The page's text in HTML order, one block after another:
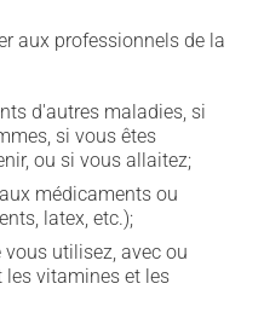
aux professionnels de la
d'autres maladies, si
si vous êtes
ou si vous allaitez;
médicaments ou
latex, etc.);
utilisez, avec ou
les vitamines et les